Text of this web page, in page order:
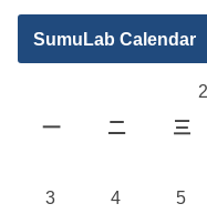
SumuLab Calendar
一
二 三
3
4 5